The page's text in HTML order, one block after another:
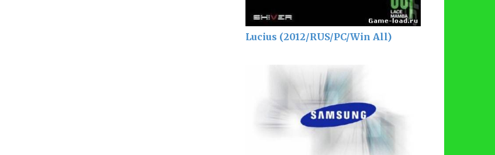
Lucius (2012/RUS/PC/Win All)